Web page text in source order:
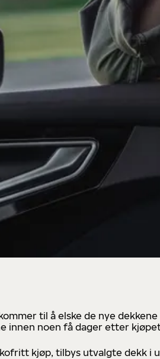
til å elske de nye
innen noen få dager etter
kjøp, tilbys utvalgte dekk i